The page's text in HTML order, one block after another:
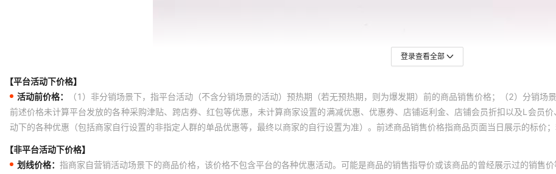
登录查看全部
【平台活动下价格】
活动前价格：
（1）非分销场景下，指平台活动（不含分销场景的活动）预热期（若无预热期，则为爆发期）前的商品销售价格；（2）分销
前述价格未计算平台发放的各种采购津贴、跨店券、红包等优惠，未计算商家设置的满减优惠、优惠券、店铺返利金、店铺会员折扣以及L会员
动下的各种优惠（包括商家自行设置的非指定人群的单品优惠等，最终以商家的自行设置为准）。前述商品销售价格指商品页面当日展示的标价
【非平台活动下价格】
划线价格： 指商家自营销活动场景下的商品价格，该价格不包含平台的各种优惠活动。可能是商品的销售指导价或该商品的曾经展示过的销售价